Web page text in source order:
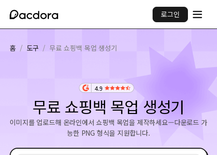
로그인
홈 / 도구 / 무료 쇼핑백 목업 생성기
4.9
무료 쇼핑백 목업 생성기
이미지를 업로드해 온라인에서 쇼핑백 목업을 제작하세요—다운로드 가
능한 PNG 형식을 지원합니다.